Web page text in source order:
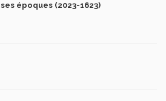
époques (2023-1623)